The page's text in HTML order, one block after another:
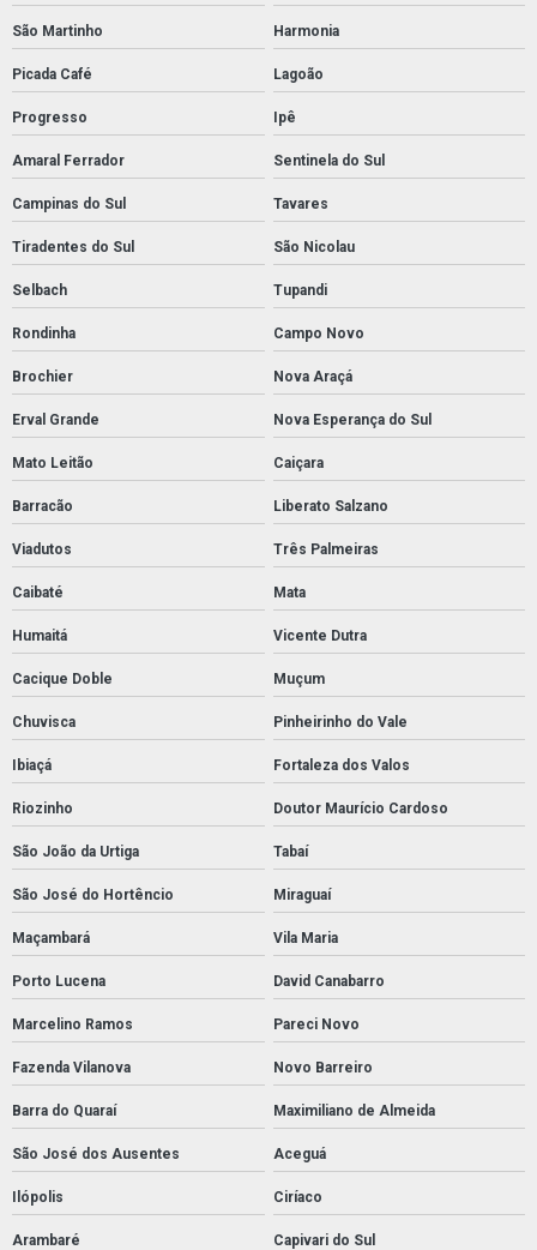
São Martinho Harmonia
Picada Café Lagoão
Progresso Ipê
Amaral Ferrador Sentinela do Sul
Campinas do Sul Tavares
Tiradentes do Sul São Nicolau
Selbach Tupandi
Rondinha Campo Novo
Brochier Nova Araçá
Erval Grande Nova Esperança do Sul
Mato Leitão Caiçara
Barracão Liberato Salzano
Viadutos Três Palmeiras
Caibaté Mata
Humaitá Vicente Dutra
Cacique Doble Muçum
Chuvisca Pinheirinho do Vale
Ibiaçá Fortaleza dos Valos
Riozinho Doutor Maurício Cardoso
São João da Urtiga Tabaí
São José do Hortêncio Miraguaí
Maçambará Vila Maria
Porto Lucena David Canabarro
Marcelino Ramos Pareci Novo
Fazenda Vilanova Novo Barreiro
Barra do Quaraí Maximiliano de Almeida
São José dos Ausentes Aceguá
Ilópolis Ciríaco
Arambaré Capivari do Sul